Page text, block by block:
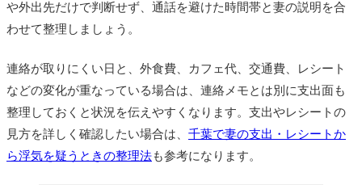
や外出先だけで判断せず、通話を避けた時間帯と妻の説明を合
わせて整理しましょう。
連絡が取りにくい日と、外食費、カフェ代、交通費、レシート
などの変化が重なっている場合は、連絡メモとは別に支出面も
整理しておくと状況を伝えやすくなります。支出やレシートの
見方を詳しく確認したい場合は、 千葉で妻の支出・レシートか
ら浮気を疑うときの整理法も参考になります。